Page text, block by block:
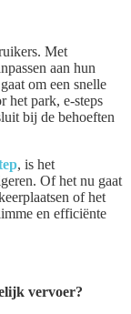
Met
aan hun
om een snelle
het park, e-steps
bij de behoeften
, is het
Of het nu gaat
of het
en efficiënte
vervoer?